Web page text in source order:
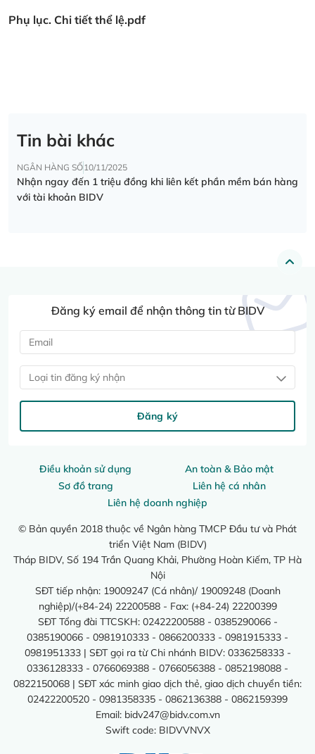
Phụ lục. Chi tiết thể lệ.pdf
Tin bài khác
NGÂN HÀNG SỐ10/11/2025
Nhận ngay đến 1 triệu đồng khi liên kết phần mềm bán hàng
với tài khoản BIDV
Điều khoản sử dụng
An toàn & Bảo mật
Sơ đồ trang
Liên hệ cá nhân
Liên hệ doanh nghiệp
© Bản quyền 2018 thuộc về Ngân hàng TMCP Đầu tư và Phát
triển Việt Nam (BIDV)
Tháp BIDV, Số 194 Trần Quang Khải, Phường Hoàn Kiếm, TP Hà
Nội
SĐT tiếp nhận: 19009247 (Cá nhân)/ 19009248 (Doanh
nghiệp)/(+84-24) 22200588 - Fax: (+84-24) 22200399
SĐT Tổng đài TTCSKH: 02422200588 - 0385290066 -
0385190066 - 0981910333 - 0866200333 - 0981915333 -
0981951333 | SĐT gọi ra từ Chi nhánh BIDV: 0336258333 -
0336128333 - 0766069388 - 0766056388 - 0852198088 -
0822150068 | SĐT xác minh giao dịch thẻ, giao dịch chuyển tiền:
02422200520 - 0981358335 - 0862136388 - 0862159399
Email: bidv247@bidv.com.vn
Swift code: BIDVVNVX
Đăng ký email để nhận thông tin từ BIDV
Loại tin đăng ký nhận
Đăng ký